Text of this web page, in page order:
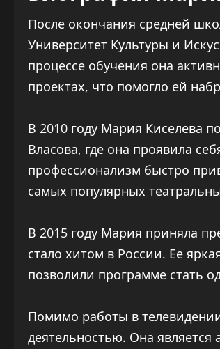
После окончания средней
Университет Культуры и
процессе обучения она
проектах, что помогло ей
В 2010 году Мария Киселева
Власова, где она проявила
профессионализм быстро
самых популярных
В 2015 году Мария приняла
стало хитом в России. Ее
позволили программе стать
Помимо работы в
деятельностью. Она